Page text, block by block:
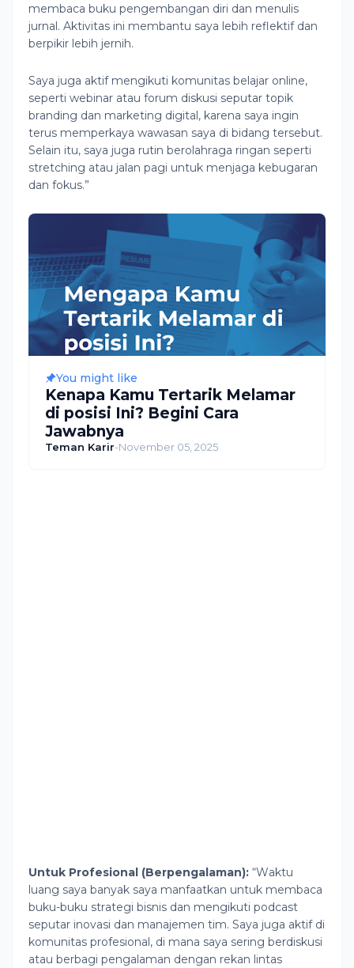
membaca buku pengembangan diri dan menulis
jurnal. Aktivitas ini membantu saya lebih reflektif dan
berpikir lebih jernih.
Saya juga aktif mengikuti komunitas belajar online,
seperti webinar atau forum diskusi seputar topik
branding dan marketing digital, karena saya ingin
terus memperkaya wawasan saya di bidang tersebut.
Selain itu, saya juga rutin berolahraga ringan seperti
stretching atau jalan pagi untuk menjaga kebugaran
dan fokus.”
You might like
Kenapa Kamu Tertarik Melamar
di posisi Ini? Begini Cara
Jawabnya
Teman Karir-November 05, 2025
Untuk Profesional (Berpengalaman): “Waktu
luang saya banyak saya manfaatkan untuk membaca
buku-buku strategi bisnis dan mengikuti podcast
seputar inovasi dan manajemen tim. Saya juga aktif di
komunitas profesional, di mana saya sering berdiskusi
atau berbagi pengalaman dengan rekan lintas